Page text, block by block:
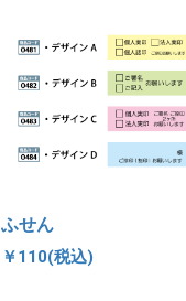
ふせん
￥110(税込)